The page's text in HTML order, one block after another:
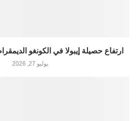
ارتفاع حصيلة إيبولا في الكونغو الديمقراطية
يوليو 27, 2026